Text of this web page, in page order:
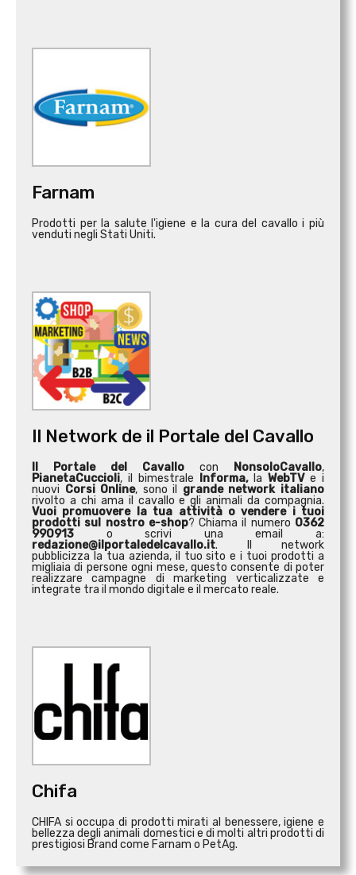
Farnam
Prodotti per la salute l'igiene e la cura del cavallo i più
venduti negli Stati Uniti.
Il Network de il Portale del Cavallo
Il Portale del Cavallo con NonsoloCavallo,
PianetaCuccioli, il bimestrale Informa,laWebTVe i
nuovi Corsi Online, sono il grande network italiano
rivolto a chi ama il cavallo e gli animali da compagnia.
Vuoi promuovere la tua attività ovendere i tuoi
prodotti sul nostro e-shop? Chiama il numero 0362
990913 o scrivi una email a:
redazione@ilportaledelcavallo.it. Il network
pubblicizza la tua azienda, il tuo sito e i tuoi prodotti a
migliaia di persone ogni mese, questo consente di poter
realizzare campagne di marketing verticalizzate e
integrate tra il mondo digitale e il mercato reale.
Chifa
CHIFA si occupa di prodotti mirati al benessere, igiene e
bellezza degli animali domestici e di molti altri prodotti di
prestigiosi Brand come Farnam o PetAg.